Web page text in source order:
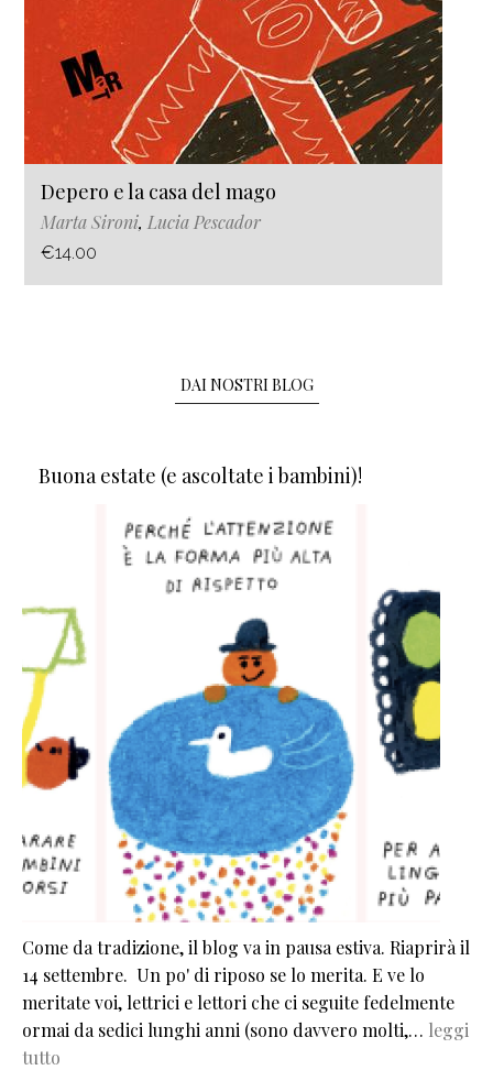
Depero e la casa del mago
Marta Sironi, Lucia Pescador
€14.00
DAI NOSTRI BLOG
Buona estate (e ascoltate i bambini)!
Come da tradizione, il blog va in pausa estiva. Riaprirà il
14 settembre. Un po' di riposo se lo merita. E ve lo
meritate voi, lettrici e lettori che ci seguite fedelmente
ormai da sedici lunghi anni (sono davvero molti,… leggi
tutto